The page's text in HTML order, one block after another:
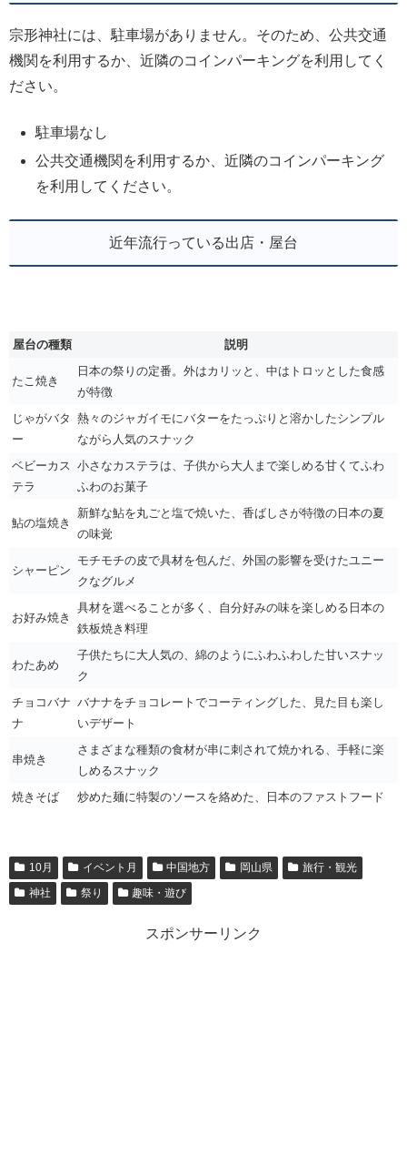
宗形神社には、駐車場がありません。そのため、公共交通
機関を利用するか、近隣のコインパーキングを利用してく
ださい。
駐車場なし
公共交通機関を利用するか、近隣のコインパーキング
を利用してください。
近年流行っている出店・屋台
屋台の種類 説明
たこ焼き
日本の祭りの定番。外はカリッと、中はトロッとした食感
が特徴
じゃがバタ
ー
熱々のジャガイモにバターをたっぷりと溶かしたシンプル
ながら人気のスナック
ベビーカス
テラ
小さなカステラは、子供から大人まで楽しめる甘くてふわ
ふわのお菓子
鮎の塩焼き
新鮮な鮎を丸ごと塩で焼いた、香ばしさが特徴の日本の夏
の味覚
シャーピン
モチモチの皮で具材を包んだ、外国の影響を受けたユニー
クなグルメ
お好み焼き
具材を選べることが多く、自分好みの味を楽しめる日本の
鉄板焼き料理
わたあめ
子供たちに大人気の、綿のようにふわふわした甘いスナッ
ク
チョコバナ
ナ
バナナをチョコレートでコーティングした、見た目も楽し
いデザート
串焼き
さまざまな種類の食材が串に刺されて焼かれる、手軽に楽
しめるスナック
焼きそば
炒めた麺に特製のソースを絡めた、日本のファストフード
10月 イベント月 中国地方 岡山県
旅行・観光
神社
祭り 趣味・遊び
スポンサーリンク